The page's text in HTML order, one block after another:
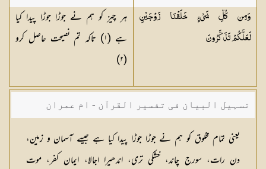
وَمِن كُلِّ شَيْءٍ خَلَقْنَا زَوْجَيْنِ
لَعَلَّكُمْتَذَكَّرُونَ
جونا گڑھی
ہر چیز کو ہم نے جوڑا جوڑا پیدا کیا
ہے (١) تاکہ تم نصیحت حاصل کرو
(٢)
تسہیل البیان فی تفسیر القرآن - ام عمران
شکیلہ بنت میاں فضل حسین
یعنی تمام مخلوق کو ہم نے جوڑا جوڑا پیدا کیا ہے جیسے آسمان و زمین،
دن رات، سورج چاند، خشکی تری، اندھیرا اجالا، ایمان کفر، موت